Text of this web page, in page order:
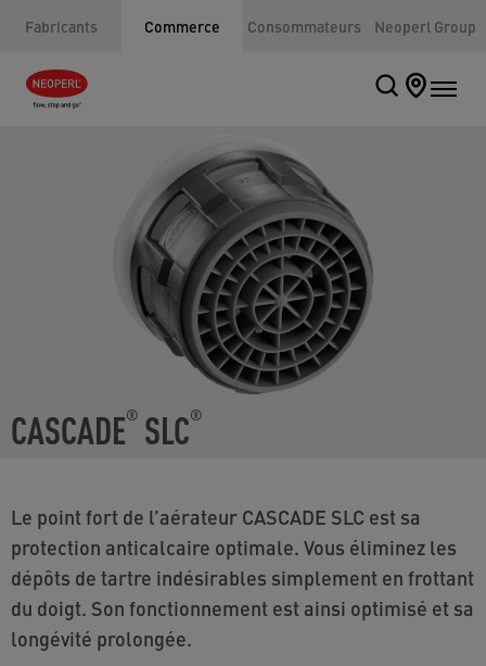
Fabricants Commerce Consommateurs Neoperl Group
CASCADE® SLC®
Le point fort de l’aérateur CASCADE SLC est sa
protection anticalcaire optimale. Vous éliminez les
dépôts de tartre indésirables simplement en frottant
du doigt. Son fonctionnement est ainsi optimisé et sa
longévité prolongée.